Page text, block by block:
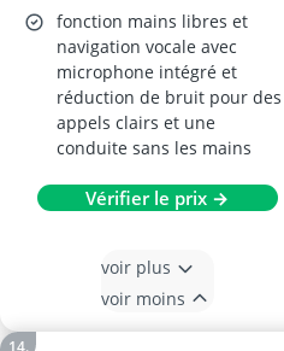
fonction mains libres et
navigation vocale avec
microphone intégré et
réduction de bruit pour des
appels clairs et une
conduite sans les mains
Vérifier le prix →
voir plus
voir moins